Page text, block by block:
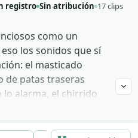
registro Sin atribución 17 clips
como un
los sonidos que sí
el masticado
de patas traseras
lo alarma, el chirrido
ese vocabulario